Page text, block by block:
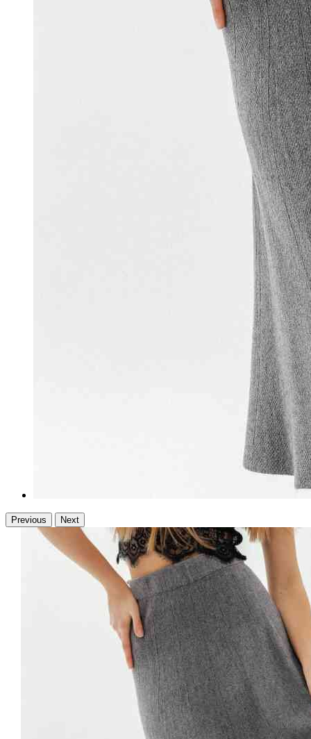
Previous Next